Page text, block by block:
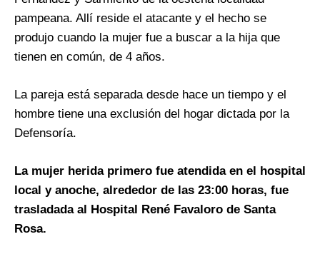
pampeana. Allí reside el atacante y el hecho se
produjo cuando la mujer fue a buscar a la hija que
tienen en común, de 4 años.
La pareja está separada desde hace un tiempo y el
hombre tiene una exclusión del hogar dictada por la
Defensoría.
La mujer herida primero fue atendida en el hospital
local y anoche, alrededor de las 23:00 horas, fue
trasladada al Hospital René Favaloro de Santa
Rosa.